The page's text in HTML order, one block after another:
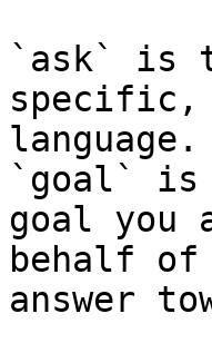
`ask` is
specific,
language.
`goal` is
goal you
behalf
answer